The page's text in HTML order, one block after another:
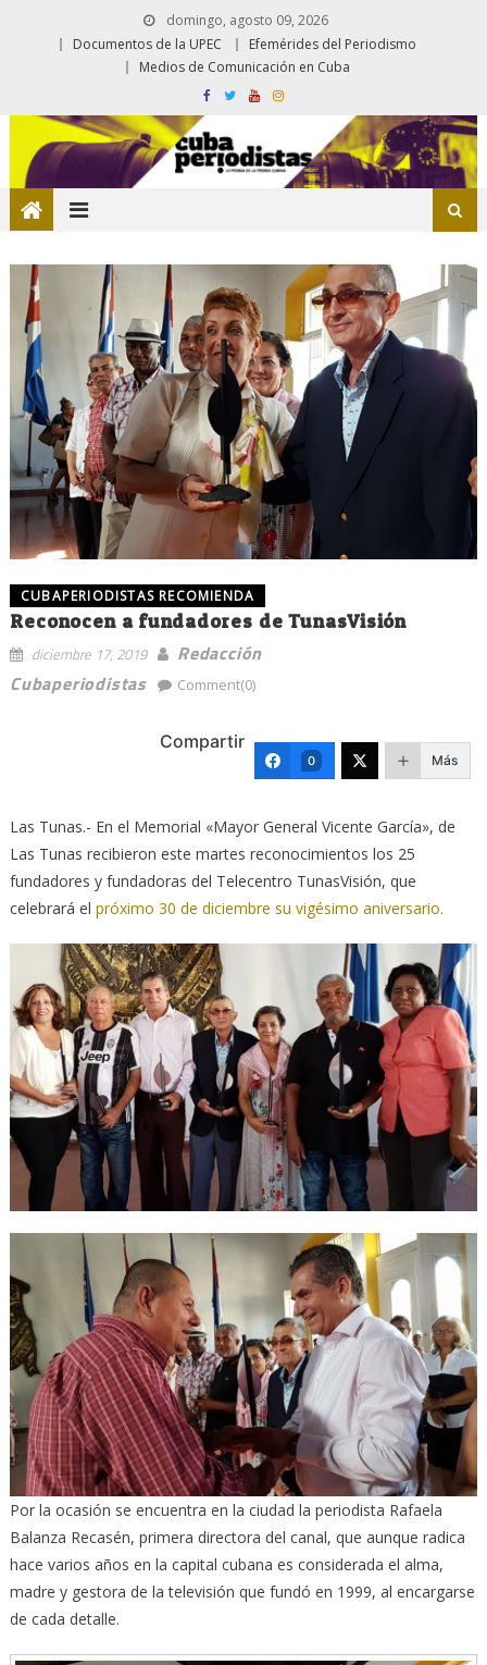
domingo, agosto 09, 2026
Documentos de la UPEC
Efemérides del Periodismo
Medios de Comunicación en Cuba
CUBAPERIODISTAS RECOMIENDA
Reconocen a fundadores de TunasVisión
diciembre 17, 2019
Redacción
Cubaperiodistas
Comment(0)
Compartir
0 Más
Las Tunas.- En el Memorial «Mayor General Vicente García», de
Las Tunas recibieron este martes reconocimientos los 25
fundadores y fundadoras del Telecentro TunasVisión, que
celebrará el próximo 30 de diciembre su vigésimo aniversario.
Por la ocasión se encuentra en la ciudad la periodista Rafaela
Balanza Recasén, primera directora del canal, que aunque radica
hace varios años en la capital cubana es considerada el alma,
madre y gestora de la televisión que fundó en 1999, al encargarse
de cada detalle.